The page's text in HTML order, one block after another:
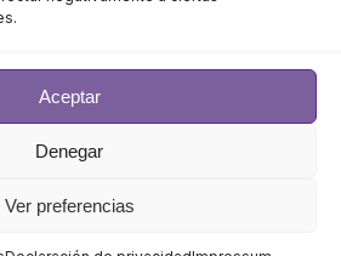
Aceptar
Denegar
Ver preferencias